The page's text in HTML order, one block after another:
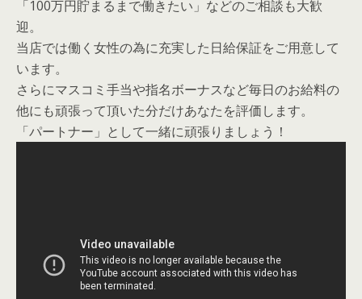
「100万円貯まるまで働きたい」などのご相談も大歓
迎。
当店では働く女性の為に充実した日給保証をご用意して
います。
さらにマスコミ手当や指名ボーナスなど毎日のお給料の
他にも頑張って頂いた分だけあなたを評価します。
「パートナー」として一緒に頑張りましょう！